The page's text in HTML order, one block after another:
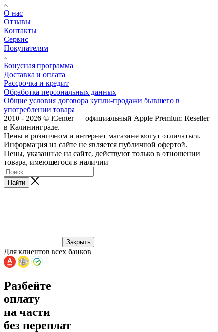
О нас
Отзывы
Контакты
Сервис
Покупателям
Бонусная программа
Доставка и оплата
Рассрочка и кредит
Обработка персональных данных
Общие условия договора купли-продажи бывшего в
употреблении товара
2010 - 2026 © iCenter — официальный Apple Premium Reseller
в Калининграде.
Цены в розничном и интернет-магазине могут отличаться.
Информация на сайте не является публичной офертой.
Цены, указанные на сайте, действуют только в отношении
товара, имеющегося в наличии.
Найти
Закрыть
Для клиентов всех банков
Разбейте
оплату
на части
без переплат